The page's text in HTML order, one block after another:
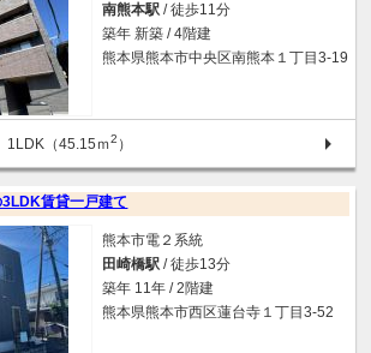
南熊本駅 / 徒歩11分
築年 新築 / 4階建
熊本県熊本市中央区南熊本１丁目3-19
1LDK（45.15ｍ2 ）
3LDK賃貸一戸建て
熊本市電２系統
田崎橋駅 / 徒歩13分
築年 11年 / 2階建
熊本県熊本市西区蓮台寺１丁目3-52